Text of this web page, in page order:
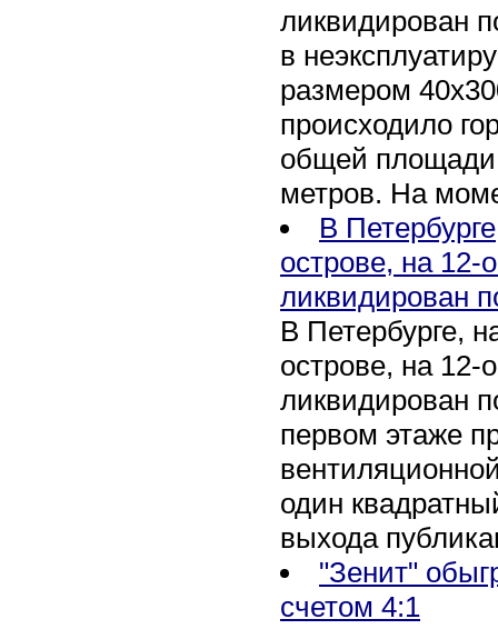
ликвидирован
в
размером
происходило
общей площади
метров. На
В
острове, на 12-
ликвидирован
В Петербурге,
острове, на 12-
ликвидирован
первом этаже
один
выхода
"Зенит"
счетом 4:1